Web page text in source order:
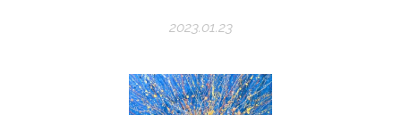
2023.01.23